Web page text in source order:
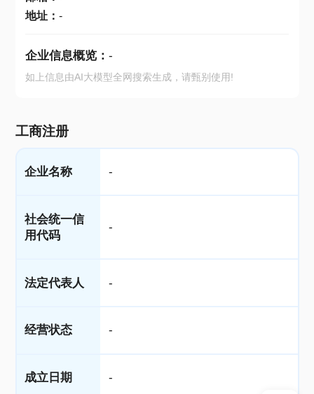
地址： -
企业信息概览： -
如上信息由AI大模型全网搜索生成，请甄别使用!
工商注册
企业名称 -
社会统一信
用代码
-
法定代表人 -
经营状态 -
成立日期 -